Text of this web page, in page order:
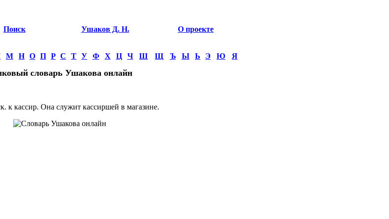
Поиск Ушаков Д. Н. О проекте
М Н О П Р С Т У Ф Х Ц Ч Ш Щ Ъ Ы Ь Э Ю Я
словарь Ушакова онлайн
кассир. Она служит кассиршей в магазине.